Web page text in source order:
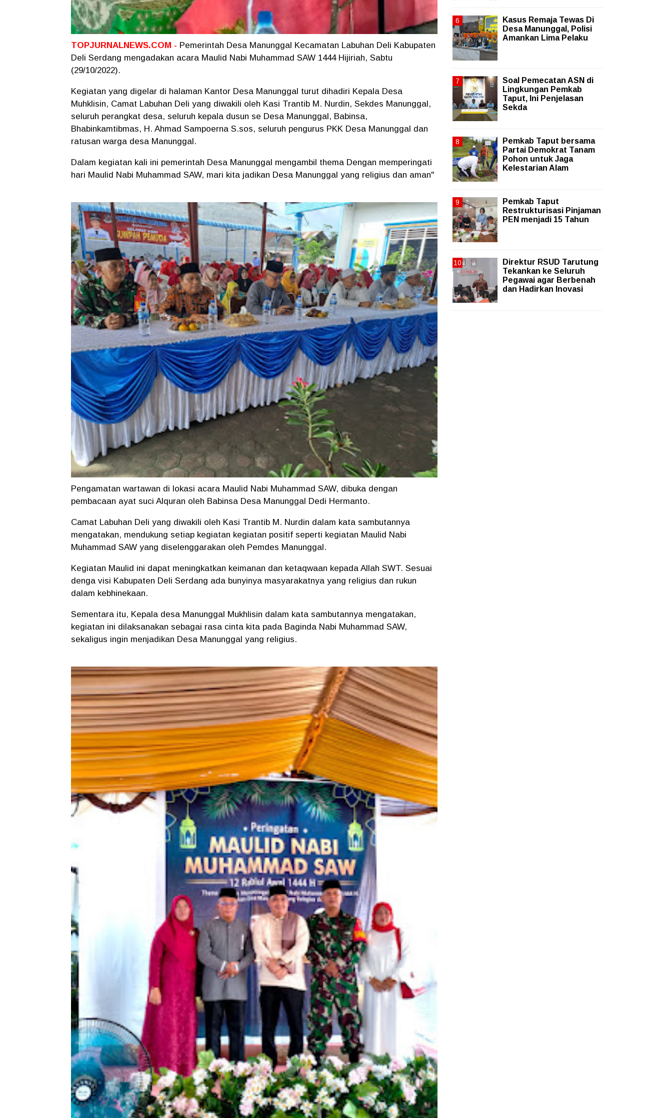
TOPJURNALNEWS.COM - Pemerintah Desa Manunggal Kecamatan Labuhan Deli Kabupaten
Deli Serdang mengadakan acara Maulid Nabi Muhammad SAW 1444 Hijiriah, Sabtu
(29/10/2022).
Kegiatan yang digelar di halaman Kantor Desa Manunggal turut dihadiri Kepala Desa
Muhklisin, Camat Labuhan Deli yang diwakili oleh Kasi Trantib M. Nurdin, Sekdes Manunggal,
seluruh perangkat desa, seluruh kepala dusun se Desa Manunggal, Babinsa,
Bhabinkamtibmas, H. Ahmad Sampoerna S.sos, seluruh pengurus PKK Desa Manunggal dan
ratusan warga desa Manunggal.
Dalam kegiatan kali ini pemerintah Desa Manunggal mengambil thema Dengan memperingati
hari Maulid Nabi Muhammad SAW, mari kita jadikan Desa Manunggal yang religius dan aman"
Pengamatan wartawan di lokasi acara Maulid Nabi Muhammad SAW, dibuka dengan
pembacaan ayat suci Alquran oleh Babinsa Desa Manunggal Dedi Hermanto.
Camat Labuhan Deli yang diwakili oleh Kasi Trantib M. Nurdin dalam kata sambutannya
mengatakan, mendukung setiap kegiatan kegiatan positif seperti kegiatan Maulid Nabi
Muhammad SAW yang diselenggarakan oleh Pemdes Manunggal.
Kegiatan Maulid ini dapat meningkatkan keimanan dan ketaqwaan kepada Allah SWT. Sesuai
denga visi Kabupaten Deli Serdang ada bunyinya masyarakatnya yang religius dan rukun
dalam kebhinekaan.
Sementara itu, Kepala desa Manunggal Mukhlisin dalam kata sambutannya mengatakan,
kegiatan ini dilaksanakan sebagai rasa cinta kita pada Baginda Nabi Muhammad SAW,
sekaligus ingin menjadikan Desa Manunggal yang religius.
Kasus Remaja Tewas Di
Desa Manunggal, Polisi
Amankan Lima Pelaku
Soal Pemecatan ASN di
Lingkungan Pemkab
Taput, Ini Penjelasan
Sekda
Pemkab Taput bersama
Partai Demokrat Tanam
Pohon untuk Jaga
Kelestarian Alam
Pemkab Taput
Restrukturisasi Pinjaman
PEN menjadi 15 Tahun‎
Direktur RSUD Tarutung
Tekankan ke Seluruh
Pegawai agar Berbenah
dan Hadirkan Inovasi